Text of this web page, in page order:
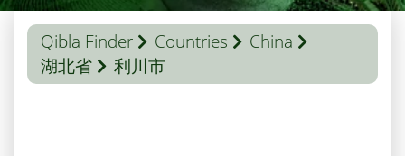
Qibla Finder Countries
China
湖北省
利川市